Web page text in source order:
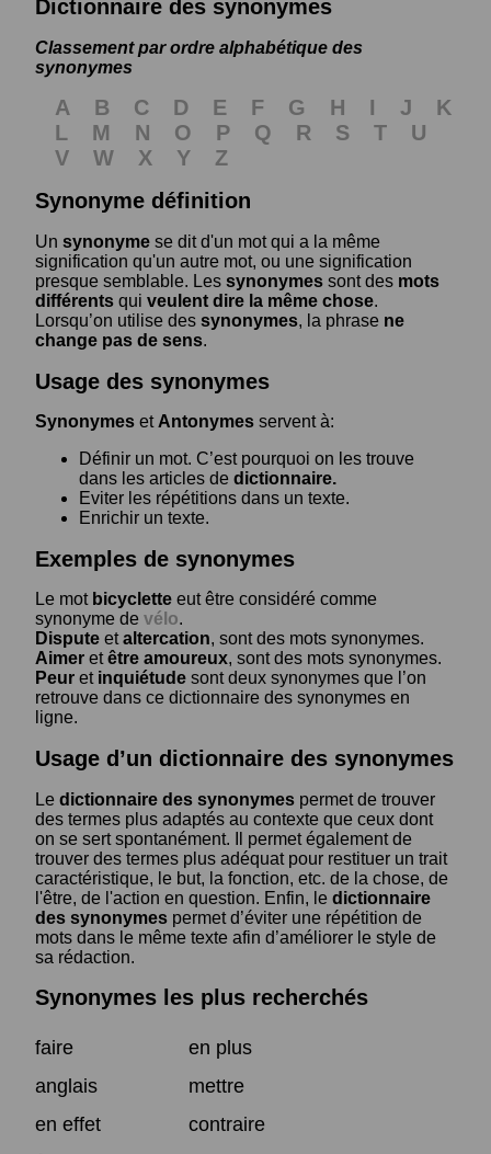
Dictionnaire des synonymes
Classement par ordre alphabétique des
synonymes
A B C D E F G H I J
K
L
M N O P Q R S T
U
V
W X Y
Z
Synonyme définition
Un synonyme se dit d'un mot qui a la même
signification qu'un autre mot, ou une signification
presque semblable. Les synonymes sont des mots
différents qui veulent dire la même chose.
Lorsqu’on utilise des synonymes, la phrase ne
change pas de sens.
Usage des synonymes
Synonymes et Antonymes servent à:
Définir un mot. C’est pourquoi on les trouve
dans les articles de dictionnaire.
Eviter les répétitions dans un texte.
Enrichir un texte.
Exemples de synonymes
Le mot bicyclette eut être considéré comme
synonyme de vélo.
Dispute etaltercation, sont des mots synonymes.
Aimer etêtre amoureux, sont des mots synonymes.
Peur et inquiétude sont deux synonymes que l’on
retrouve dans ce dictionnaire des synonymes en
ligne.
Usage d’un dictionnaire des synonymes
Le dictionnaire des synonymes permet de trouver
des termes plus adaptés au contexte que ceux dont
on se sert spontanément. Il permet également de
trouver des termes plus adéquat pour restituer un trait
caractéristique, le but, la fonction, etc. de la chose, de
l'être, de l'action en question. Enfin, le dictionnaire
des synonymes permet d’éviter une répétition de
mots dans le même texte afin d’améliorer le style de
sa rédaction.
Synonymes les plus recherchés
faire
en plus
anglais
mettre
en effet
contraire